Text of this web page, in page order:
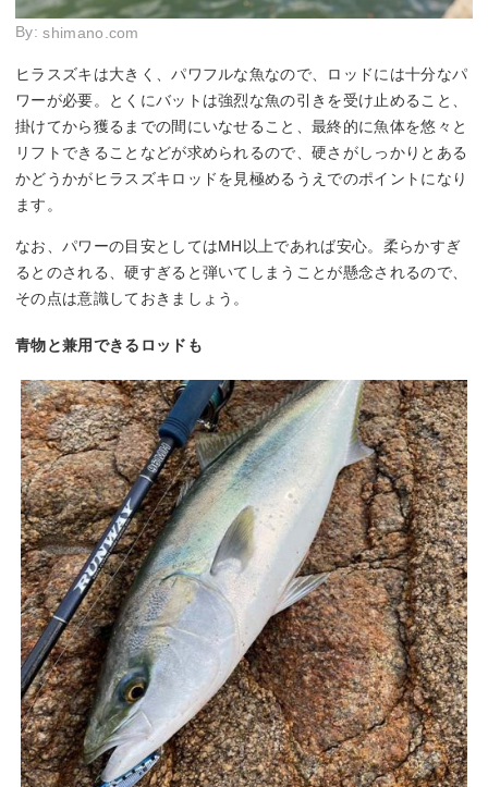
By: shimano.com
ヒラスズキは大きく、パワフルな魚なので、ロッドには十分なパ
ワーが必要。とくにバットは強烈な魚の引きを受け止めること、
掛けてから獲るまでの間にいなせること、最終的に魚体を悠々と
リフトできることなどが求められるので、硬さがしっかりとある
かどうかがヒラスズキロッドを見極めるうえでのポイントになり
ます。
なお、パワーの目安としてはMH以上であれば安心。柔らかすぎ
るとのされる、硬すぎると弾いてしまうことが懸念されるので、
その点は意識しておきましょう。
青物と兼用できるロッドも